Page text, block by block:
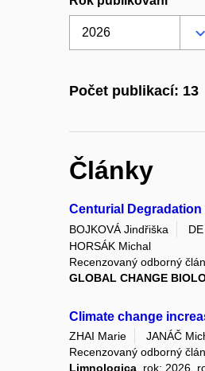
Počet publikací: 13
Články
Centurial
BOJKOVÁ Jindřiška
HORSÁK Michal
Recenzovaný odborný
GLOBAL CHANGE
Climate change
ZHAI Marie JANÁČ
Recenzovaný odborný
Limnologica , rok: 2026,